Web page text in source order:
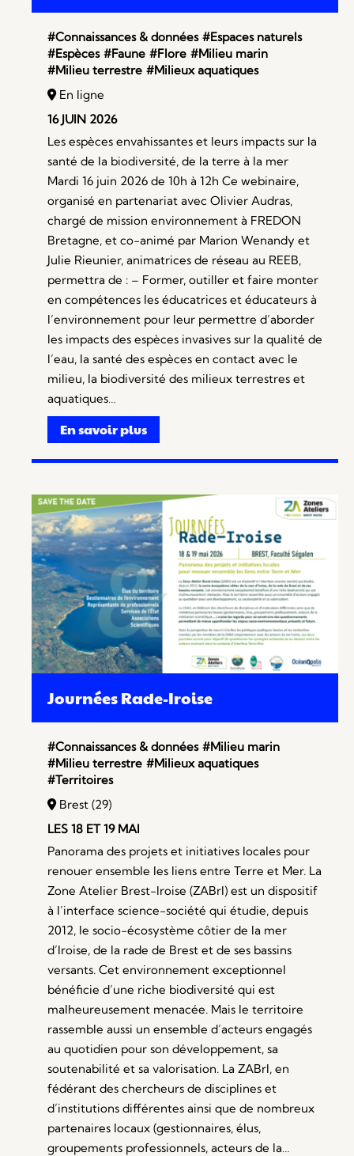
#Connaissances & données #Espaces naturels
#Espèces #Faune #Flore #Milieu marin
#Milieu terrestre #Milieux aquatiques
En ligne
16 JUIN 2026
Les espèces envahissantes et leurs impacts sur la
santé de la biodiversité, de la terre à la mer
Mardi 16 juin 2026 de 10h à 12h Ce webinaire,
organisé en partenariat avec Olivier Audras,
chargé de mission environnement à FREDON
Bretagne, et co-animé par Marion Wenandy et
Julie Rieunier, animatrices de réseau au REEB,
permettra de : – Former, outiller et faire monter
en compétences les éducatrices et éducateurs à
l’environnement pour leur permettre d’aborder
les impacts des espèces invasives sur la qualité de
l’eau, la santé des espèces en contact avec le
milieu, la biodiversité des milieux terrestres et
aquatiques…
En savoir plus
Journées Rade-Iroise
#Connaissances & données #Milieu marin
#Milieu terrestre #Milieux aquatiques
#Territoires
Brest (29)
LES 18 ET 19 MAI
Panorama des projets et initiatives locales pour
renouer ensemble les liens entre Terre et Mer. La
Zone Atelier Brest-Iroise (ZABrI) est un dispositif
à l’interface science-société qui étudie, depuis
2012, le socio-écosystème côtier de la mer
d’Iroise, de la rade de Brest et de ses bassins
versants. Cet environnement exceptionnel
bénéficie d’une riche biodiversité qui est
malheureusement menacée. Mais le territoire
rassemble aussi un ensemble d’acteurs engagés
au quotidien pour son développement, sa
soutenabilité et sa valorisation. La ZABrI, en
fédérant des chercheurs de disciplines et
d’institutions différentes ainsi que de nombreux
partenaires locaux (gestionnaires, élus,
groupements professionnels, acteurs de la…